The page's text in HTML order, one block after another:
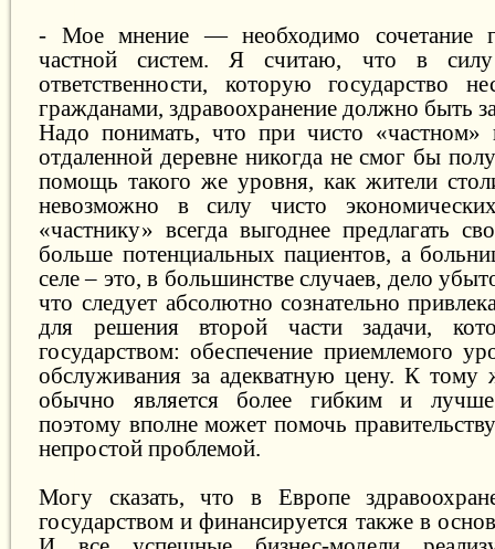
- Мое мнение — необходимо сочетание
частной систем. Я считаю, что в силу
ответственности, которую государство
гражданами, здравоохранение должно быть
Надо понимать, что при чисто «частном»
отдаленной деревне никогда не смог бы
помощь такого же уровня, как жители
невозможно в силу чисто
«частнику» всегда выгоднее предлагать
больше потенциальных пациентов, а
селе – это, в большинстве случаев, дело
что следует абсолютно сознательно
для решения второй части задачи,
государством: обеспечение приемлемого
обслуживания за адекватную цену. К тому
обычно является более гибким и лучше
поэтому вполне может помочь
непростой проблемой.
Могу сказать, что в Европе
государством и финансируется также в